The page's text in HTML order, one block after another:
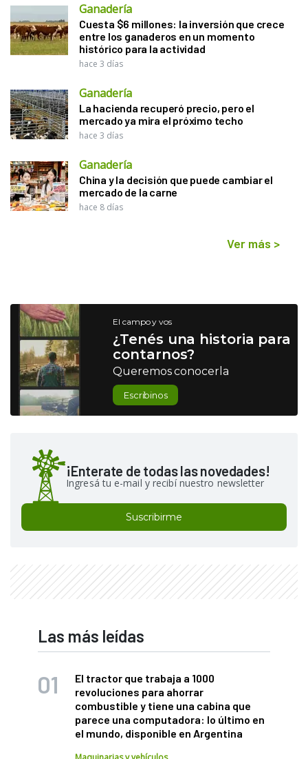
Ganadería
Cuesta $6 millones: la inversión que crece
entre los ganaderos en un momento
histórico para la actividad
hace 3 días
Ganadería
La hacienda recuperó precio, pero el
mercado ya mira el próximo techo
hace 3 días
Ganadería
China y la decisión que puede cambiar el
mercado de la carne
hace 8 días
Ver más >
El campo y vos
¿Tenés una historia para
contarnos?
Queremos conocerla
Escribinos
¡Enterate de todas las novedades!
Ingresá tu e-mail y recibí nuestro newsletter
Suscribirme
Las más leídas
El tractor que trabaja a 1000
revoluciones para ahorrar
combustible y tiene una cabina que
parece una computadora: lo último en
el mundo, disponible en Argentina